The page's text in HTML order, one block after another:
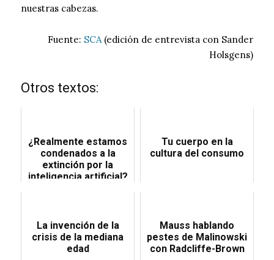
nuestras cabezas.
Fuente: SCA(edición de entrevista con Sander
Holsgens)
Otros textos:
¿Realmente estamos
condenados a la
extinción por la
inteligencia artificial?
Tu cuerpo en la
cultura del consumo
La invención de la
crisis de la mediana
edad
Mauss hablando
pestes de Malinowski
con Radcliffe-Brown